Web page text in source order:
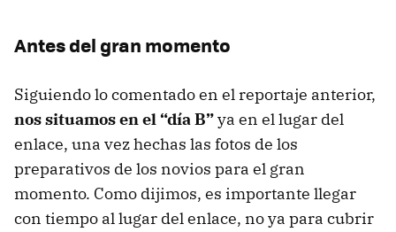
Antes del gran momento
Siguiendo lo comentado en el reportaje anterior,
nos situamos en el “día B”ya en el lugar del
enlace, una vez hechas las fotos de los
preparativos de los novios para el gran
momento. Como dijimos, es importante llegar
con tiempo al lugar del enlace, no ya para cubrir